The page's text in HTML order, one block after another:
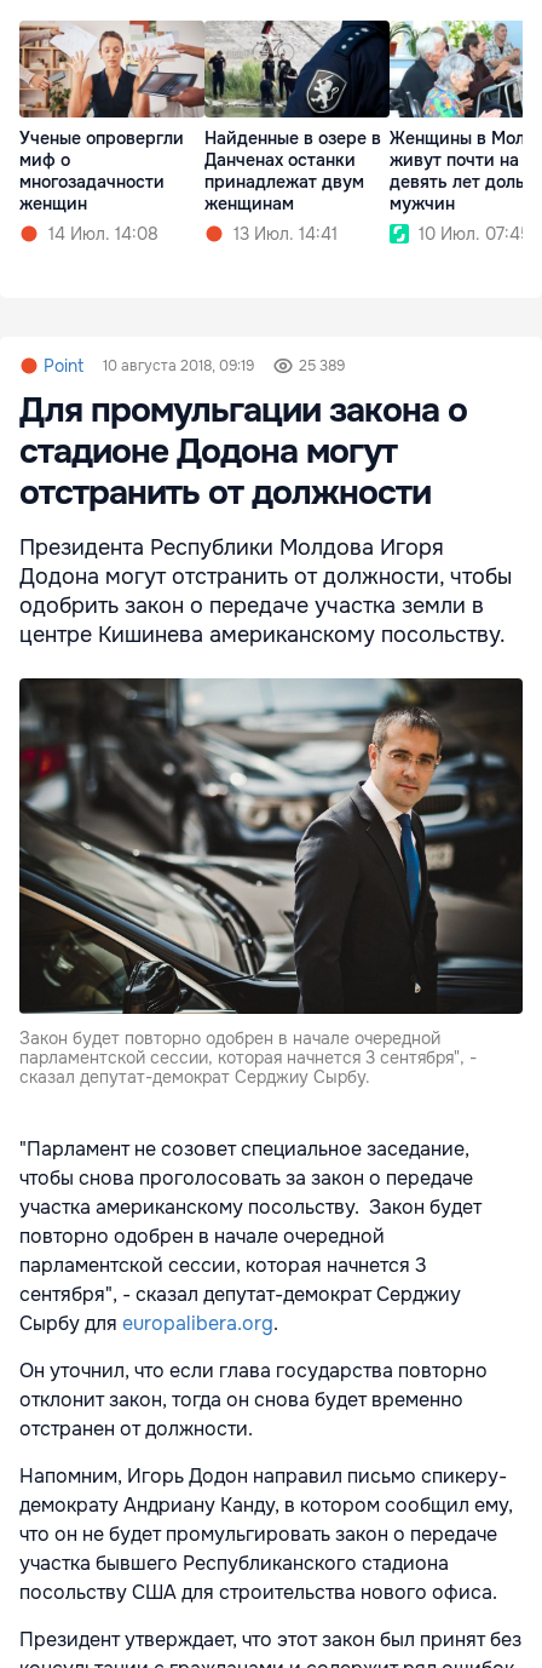
Ученые опровергли
миф о
многозадачности
женщин
14 Июл. 14:08
Найденные в озере в
Данченах останки
принадлежат двум
женщинам
13 Июл. 14:41
Женщины в
живут почти на
девять лет
мужчин
10 Июл. 07:45
Point 10 августа 2018, 09:19 25 389
Для промульгации закона о
стадионе Додона могут
отстранить от должности
Президента Республики Молдова Игоря
Додона могут отстранить от должности, чтобы
одобрить закон о передаче участка земли в
центре Кишинева американскому посольству.
Закон будет повторно одобрен в начале очередной
парламентской сессии, которая начнется 3 сентября", -
сказал депутат-демократ Серджиу Сырбу.
"Парламент не созовет специальное заседание,
чтобы снова проголосовать за закон о передаче
участка американскому посольству. Закон будет
повторно одобрен в начале очередной
парламентской сессии, которая начнется 3
сентября", - сказал депутат-демократ Серджиу
Сырбу для europalibera.org.
Он уточнил, что если глава государства повторно
отклонит закон, тогда он снова будет временно
отстранен от должности.
Напомним, Игорь Додон направил письмо спикеру-
демократу Андриану Канду, в котором сообщил ему,
что он не будет промульгировать закон о передаче
участка бывшего Республиканского стадиона
посольству США для строительства нового офиса.
Президент утверждает, что этот закон был принят без